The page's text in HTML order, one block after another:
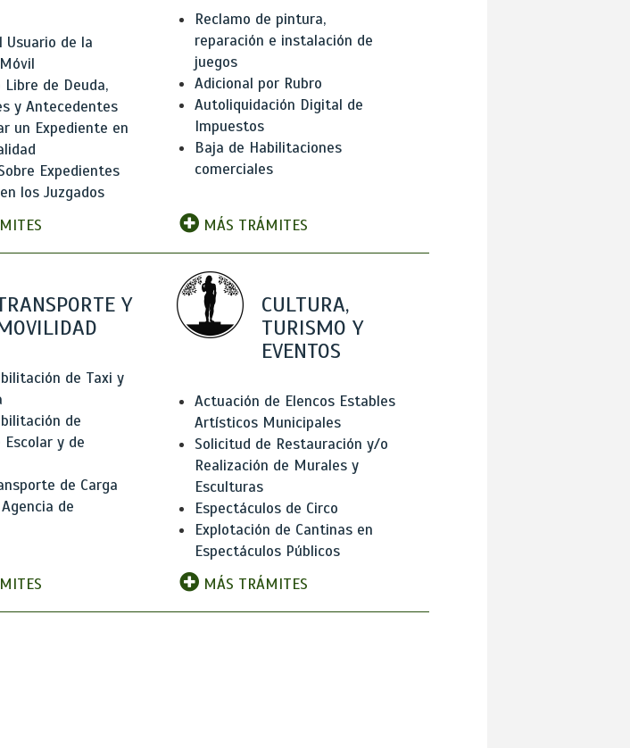
Usuario de la
de Deuda,
y Antecedentes
un Expediente en
Expedientes
los Juzgados
Reclamo de pintura,
reparación e instalación de
juegos
Adicional por Rubro
Autoliquidación Digital de
Impuestos
Baja de Habilitaciones
comerciales
MÁS TRÁMITES
Y
de Taxi y
de
y de
de Carga
de
CULTURA,
TURISMO Y
EVENTOS
Actuación de Elencos Estables
Artísticos Municipales
Solicitud de Restauración y/o
Realización de Murales y
Esculturas
Espectáculos de Circo
Explotación de Cantinas en
Espectáculos Públicos
MÁS TRÁMITES